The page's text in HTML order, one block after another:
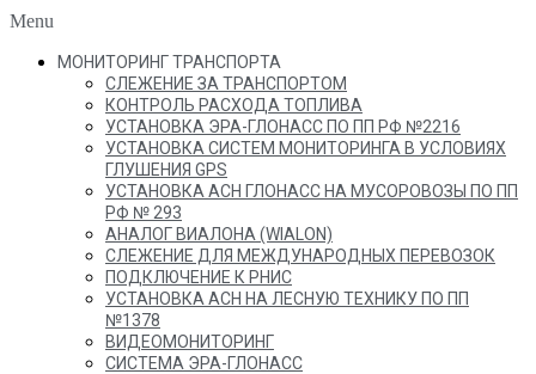
Menu
МОНИТОРИНГ ТРАНСПОРТА
СЛЕЖЕНИЕ ЗА ТРАНСПОРТОМ
КОНТРОЛЬ РАСХОДА ТОПЛИВА
УСТАНОВКА ЭРА-ГЛОНАСС ПО ПП РФ №2216
УСТАНОВКА СИСТЕМ МОНИТОРИНГА В УСЛОВИЯХ
ГЛУШЕНИЯ GPS
УСТАНОВКА АСН ГЛОНАСС НА МУСОРОВОЗЫ ПО ПП
РФ № 293
АНАЛОГ ВИАЛОНА (WIALON)
СЛЕЖЕНИЕ ДЛЯ МЕЖДУНАРОДНЫХ ПЕРЕВОЗОК
ПОДКЛЮЧЕНИЕ К РНИС
УСТАНОВКА АСН НА ЛЕСНУЮ ТЕХНИКУ ПО ПП
№1378
ВИДЕОМОНИТОРИНГ
СИСТЕМА ЭРА-ГЛОНАСС